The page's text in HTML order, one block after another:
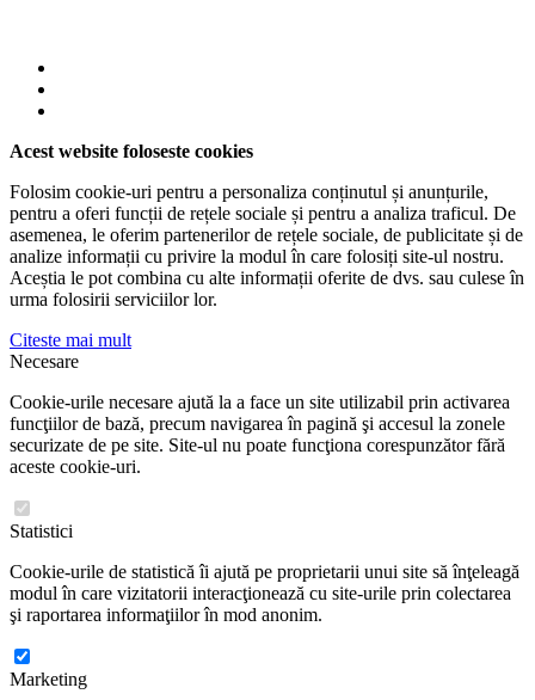
Acest website foloseste cookies
Folosim cookie-uri pentru a personaliza conținutul și anunțurile,
pentru a oferi funcții de rețele sociale și pentru a analiza traficul. De
asemenea, le oferim partenerilor de rețele sociale, de publicitate și de
analize informații cu privire la modul în care folosiți site-ul nostru.
Aceștia le pot combina cu alte informații oferite de dvs. sau culese în
urma folosirii serviciilor lor.
Citeste mai mult
Necesare
Cookie-urile necesare ajută la a face un site utilizabil prin activarea
funcţiilor de bază, precum navigarea în pagină şi accesul la zonele
securizate de pe site. Site-ul nu poate funcţiona corespunzător fără
aceste cookie-uri.
Statistici
Cookie-urile de statistică îi ajută pe proprietarii unui site să înţeleagă
modul în care vizitatorii interacţionează cu site-urile prin colectarea
şi raportarea informaţiilor în mod anonim.
Marketing